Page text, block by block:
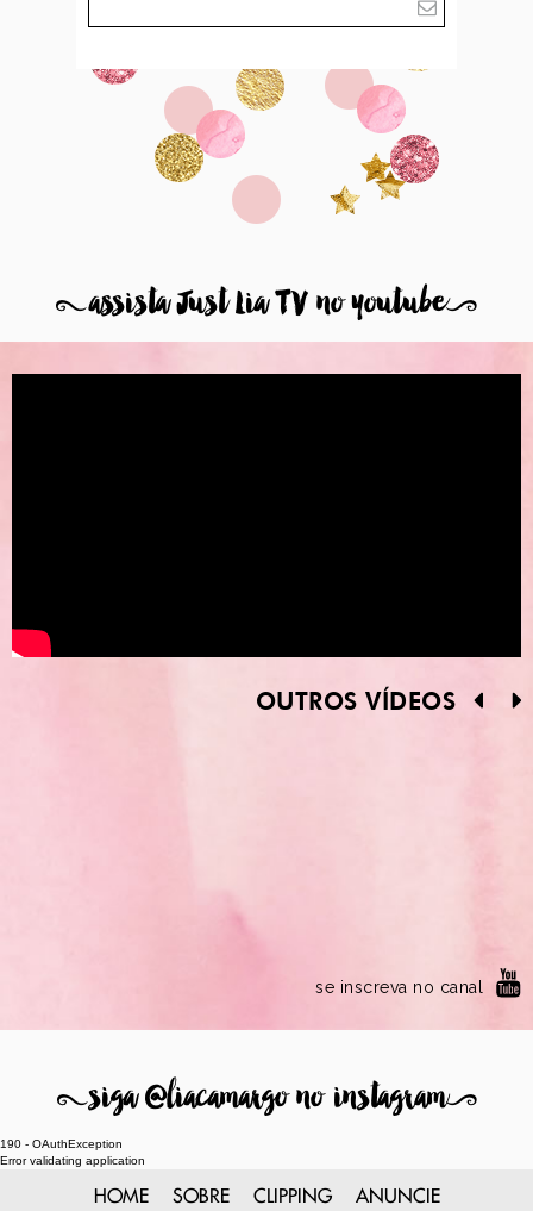
8assista Just Lia TV no youtube9
OUTROS VÍDEOS
se inscreva no canal
8siga @liacamargo no instagram9
190 - OAuthException
Error validating application
HOME SOBRE CLIPPING ANUNCIE